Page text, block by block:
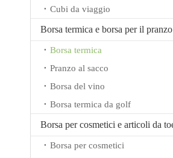
Cubi da viaggio
Borsa termica e borsa per il pranzo
Borsa termica
Pranzo al sacco
Borsa del vino
Borsa termica da golf
Borsa per cosmetici